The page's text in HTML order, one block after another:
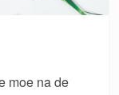
moe na de